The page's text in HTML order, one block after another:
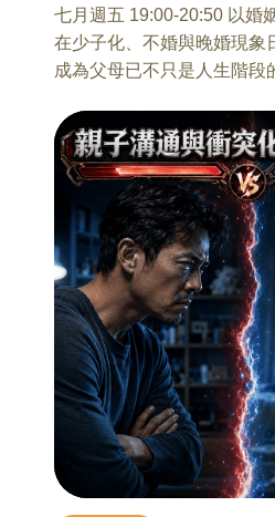
3-2 生活中累積安全感與自
3-3 如何陪孩子面對挫折與
蔡宇涵 諮商心理師
適合對象：10歲~16歲孩子
從個⼈內在情感到適應化
我們對外在情境的理解以及
前青春期的孩⼦對於⼈我之
覺。這場講座帶您試著重現
藉由覺察､識別､命名的過程
與調適的情緒策略｡
I. 青春期的⼼理特徵建構對
經常出現的情緒反應｡
II. 運⽤SEL概念有效回應暫
SEL 概念重建對話中的詮釋
III.我好你也好的共好關係試
攻擊嘗試真誠表達｡
七月週五 19:00-20:50 以婚
在少子化、不婚與晚婚現象
成為父母已不只是人生階段
心理師的專業分享，協助學
願、時機與準備歷程進行
並認識備孕期間可能面臨
與關係支持。期盼陪伴學員
求的基礎上，更有信心迎接
庭與社會注入延續與成長的
7/3 備孕心理指南：我們準
許傑銘 諮商心理師
在現今社會中，生育已從
由且自主的選擇。自由也意
量。從是否生育的抉擇，到
戰，過程往往同時考驗著個
本講座將從「個人」、「伴
化」三個層面，引導學員探